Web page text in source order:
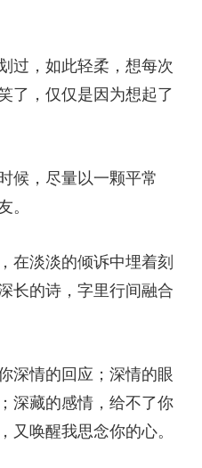
过，如此轻柔，想每次
了，仅仅是因为想起了
候，尽量以一颗平常
。
在淡淡的倾诉中埋着刻
长的诗，字里行间融合
深情的回应；深情的眼
深藏的感情，给不了你
又唤醒我思念你的心。